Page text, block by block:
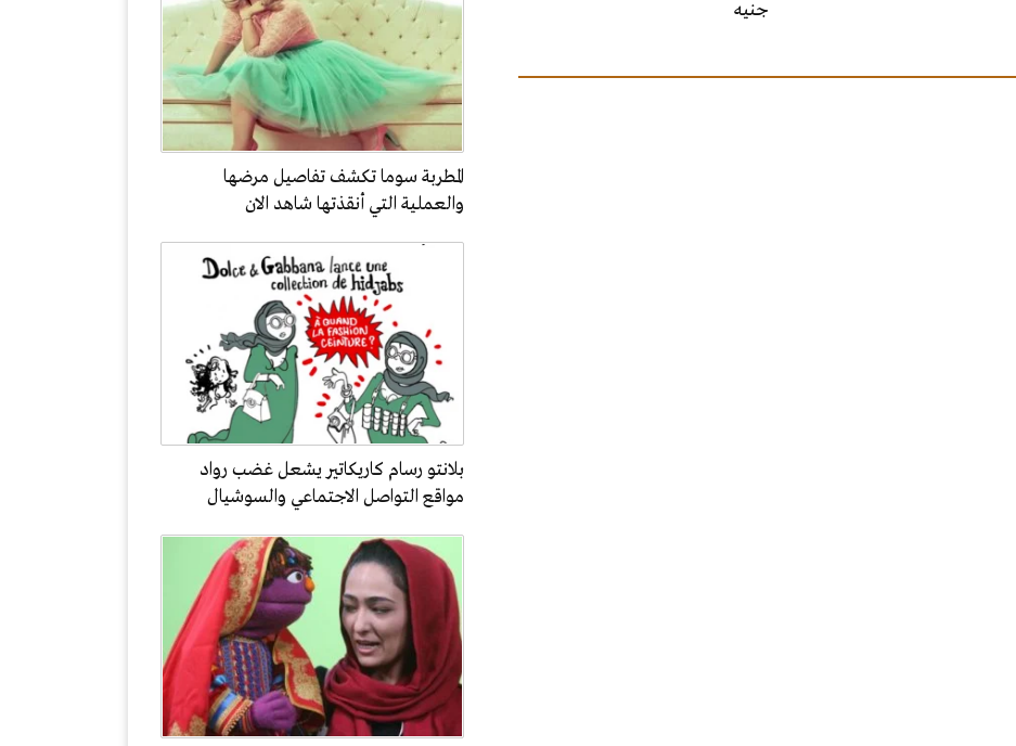
المطربة سوما تكشف تفاصيل مرضها
والعملية التي أنقذتها شاهد الان
بلانتو رسام كاريكاتير يشعل غضب رواد
مواقع التواصل الاجتماعي والسوشيال
جنيه